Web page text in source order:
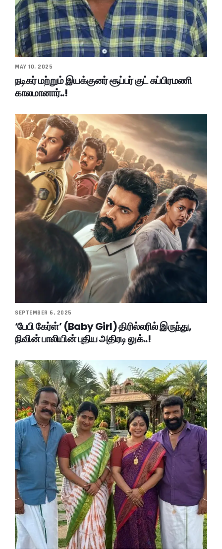
MAY 10, 2025
நடிகர் மற்றும் இயக்குனர் சூப்பர் குட் சுப்பிரமணி
காலமானார்..!
SEPTEMBER 6, 2025
‘பேபி கேர்ள்’ (Baby Girl) திரில்லரில் இருந்து,
நிவின் பாலியின் புதிய அதிரடி லுக்..!